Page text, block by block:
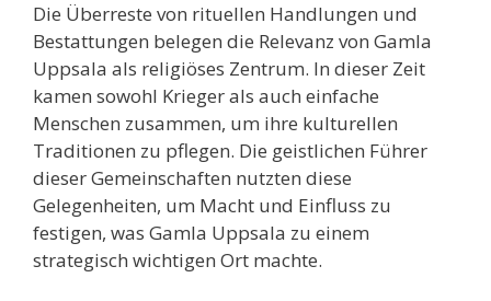
Die Überreste von rituellen Handlungen und
Bestattungen belegen die Relevanz von Gamla
Uppsala als religiöses Zentrum. In dieser Zeit
kamen sowohl Krieger als auch einfache
Menschen zusammen, um ihre kulturellen
Traditionen zu pflegen. Die geistlichen Führer
dieser Gemeinschaften nutzten diese
Gelegenheiten, um Macht und Einfluss zu
festigen, was Gamla Uppsala zu einem
strategisch wichtigen Ort machte.